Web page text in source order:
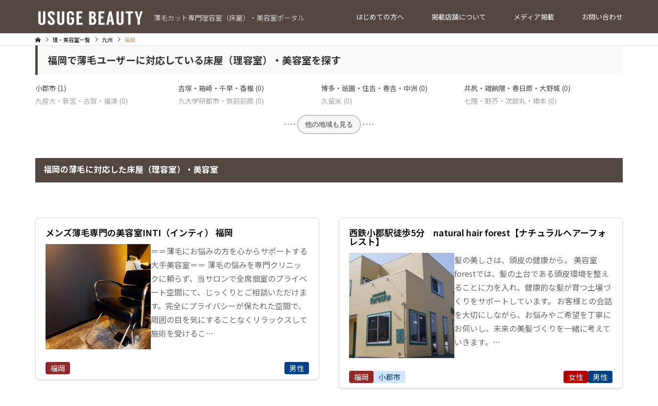
薄毛カット専門理容室（床屋）・美容室ポータル はじめての方へ 掲載店舗について メディア掲載 お問い合わせ
理・美容室一覧 九州 福岡
福岡で薄毛ユーザーに対応している床屋（理容室）・美容室を探す
小郡市 (1) 吉塚・箱崎・千早・香椎 (0) 博多・祇園・住吉・春吉・中洲 (0)
井尻・雑餉隈・春日原・大野城 (0)
九産大・新宮・古賀・福津 (0)
九大学研都市・筑前前原 (0) 久留米 (0) 七隈・野芥・次郎丸・橋本 (0)
他の地域も見る
福岡の薄毛に対応した床屋（理容室）・美容室
メンズ薄毛専門の美容室INTI（インティ） 福岡
＝＝薄毛にお悩みの方を心からサポートする
大手美容室＝＝ 薄毛の悩みを専門クリニッ
クに頼らず、当サロンで全席個室のプライベ
ート空間にて、じっくりとご相談いただけま
す。完全にプライバシーが保たれた空間で、
周囲の目を気にすることなくリラックスして
施術を受けるこ…
福岡 男性
西鉄小郡駅徒歩5分 natural hair forest【ナチュラルヘアーフォ
レスト】
髪の美しさは、頭皮の健康から。 美容室
forestでは、髪の土台である頭皮環境を整え
ることに力を入れ、健康的な髪が育つ土壌づ
くりをサポートしています。 お客様との会話
を大切にしながら、お悩みやご希望を丁寧に
お伺いし、未来の美髪づくりを一緒に考えて
いきます。…
福岡 小郡市 女性 男性